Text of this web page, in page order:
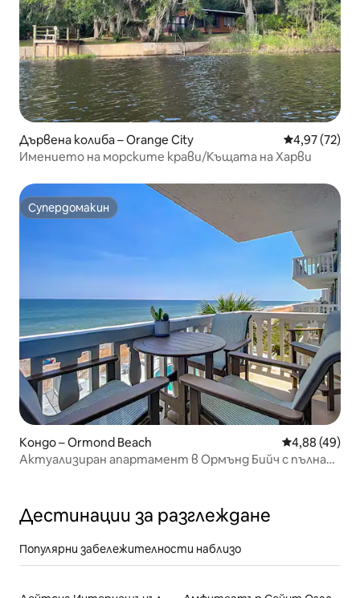
Дървена колиба – Orange City Средна
4,97 (72)
Имението на морските крави/Къщата на Харви
Супердомакин
Супердомакин
Кондо – Ormond Beach Средна
4,88 (49)
Актуализиран апартамент в Ормънд Бийч с пълна
Дестинации за разглеждане
Популярни забележителности наблизо